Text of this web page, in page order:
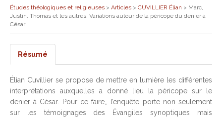
Études théologiques et religieuses > Articles > CUVILLIER Élian > Marc,
Justin, Thomas et les autres. Variations autour de la péricope du denier à
César
Résumé
Élian Cuvillier se propose de mettre en lumière les différentes
interprétations auxquelles a donné lieu la péricope sur le
denier à César. Pour ce faire,, l’enquête porte non seulement
sur les témoignages des Évangiles synoptiques mais